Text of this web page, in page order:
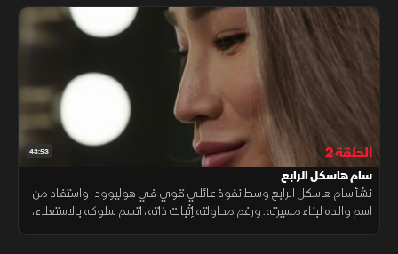
43:53 الحلقة 2
سام هاسكل الرابع
نشأ سام هاسكل الرابع وسط نفوذ عائلي قوي في هوليوود، واستفاد من
اسم والده لبناء مسيرته. ورغم محاولته إثبات ذاته، اتسم سلوكه بالاستعلاء،